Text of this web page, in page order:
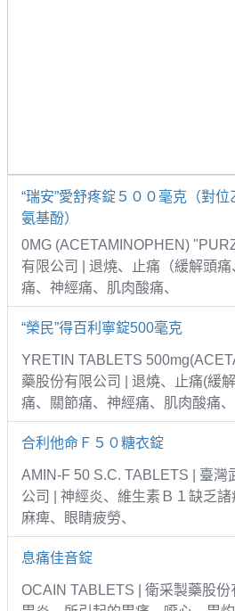
“瑞安”愛舒疼錠５００毫克（對位
氨基酚）
0MG (ACETAMINOPHEN)
有限公司 | 退燒、止痛（緩解頭
痛、神經痛、肌肉酸痛、
“榮民”得百利寧錠500毫克
YRETIN TABLETS
藥股份有限公司 | 退燒、止痛(緩
痛、關節痛、神經痛、肌肉酸痛、
合利他命Ｆ５０糖衣錠
AMIN-F 50 S.C. TABLETS | 臺灣
公司 | 神經炎、維生素Ｂ１缺乏
麻痺、眼睛疲勞、
息痛佳音錠
OCAIN TABLETS | 衛采製藥股